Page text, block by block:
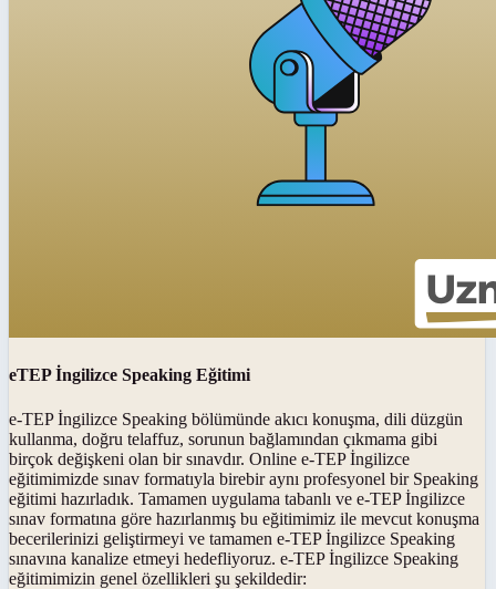
eTEP İngilizce Speaking Eğitimi
e-TEP İngilizce Speaking bölümünde akıcı konuşma, dili düzgün
kullanma, doğru telaffuz, sorunun bağlamından çıkmama gibi
birçok değişkeni olan bir sınavdır. Online e-TEP İngilizce
eğitimimizde sınav formatıyla birebir aynı profesyonel bir Speaking
eğitimi hazırladık. Tamamen uygulama tabanlı ve e-TEP İngilizce
sınav formatına göre hazırlanmış bu eğitimimiz ile mevcut konuşma
becerilerinizi geliştirmeyi ve tamamen e-TEP İngilizce Speaking
sınavına kanalize etmeyi hedefliyoruz. e-TEP İngilizce Speaking
eğitimimizin genel özellikleri şu şekildedir: